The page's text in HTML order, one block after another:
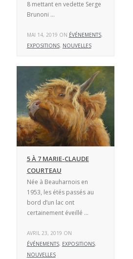
8 mettant en vedette Serge
Brunoni …
MAI 14, 2019 ON ÉVÉNEMENTS,
EXPOSITIONS, NOUVELLES
5 À 7 MARIE-CLAUDE
COURTEAU
Née à Beauharnois en
1953, les étés passés au
bord d’un lac ont
certainement éveillé …
AVRIL 23, 2019 ON
ÉVÉNEMENTS, EXPOSITIONS,
NOUVELLES